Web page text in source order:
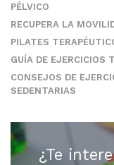
PÉLVICO
RECUPERA LA
PILATES
GUÍA DE EJERCICIOS
CONSEJOS DE
SEDENTARIAS
¿Te